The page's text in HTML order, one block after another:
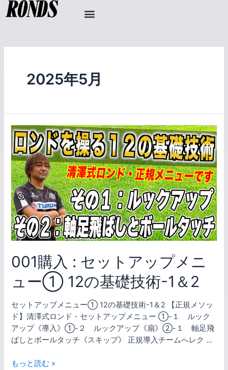
容
2025年5月
001購入 : セットアップメニ
ュー① 12の基礎技術-1＆2
セットアップメニュー① 12の基礎技術-1＆2 【正規メソッ
ド】清澤式ロンド・セットアップメニュー ①-１ ルック
アップ《導入》①-２ ルックアップ《扇》②-１ 軸足飛
ばしとボールタッチ《スキップ》 正規導入チームへレク …
001
購
入
:
セ
ッ
ト
ア
ッ
プ
ニ
ュ
ー
12
の
基
礎
術-1
もっと読む »